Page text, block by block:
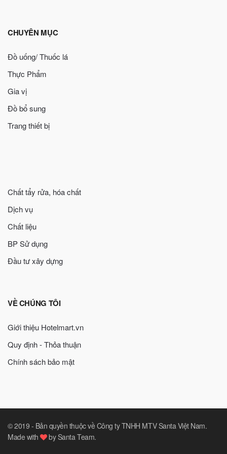
CHUYÊN MỤC
Đồ uống/ Thuốc lá
Thực Phẩm
Gia vị
Đồ bổ sung
Trang thiết bị
Chất tẩy rửa, hóa chất
Dịch vụ
Chất liệu
BP Sử dụng
Đầu tư xây dựng
VỀ CHÚNG TÔI
Giới thiệu Hotelmart.vn
Quy định - Thỏa thuận
Chính sách bảo mật
© 2019 - Bản quyền thuộc về Công ty TNHH MTV Santa Việt Nam.
Made with
by Santa Team.